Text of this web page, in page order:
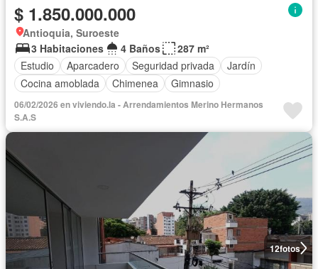
$ 1.850.000.000
Antioquia, Suroeste
3 Habitaciones
4 Baños
287 m²
Estudio
Aparcadero Seguridad privada
Jardín
Cocina amoblada
Chimenea Gimnasio
06/02/2026 en viviendo.la - Arrendamientos Merino Hermanos
S.A.S
12fotos